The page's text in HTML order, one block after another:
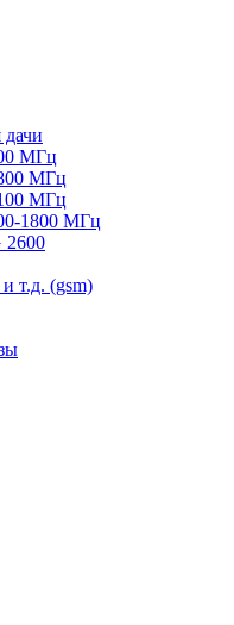
МГц
МГц
МГц
1800 МГц
2600
т.д. (gsm)